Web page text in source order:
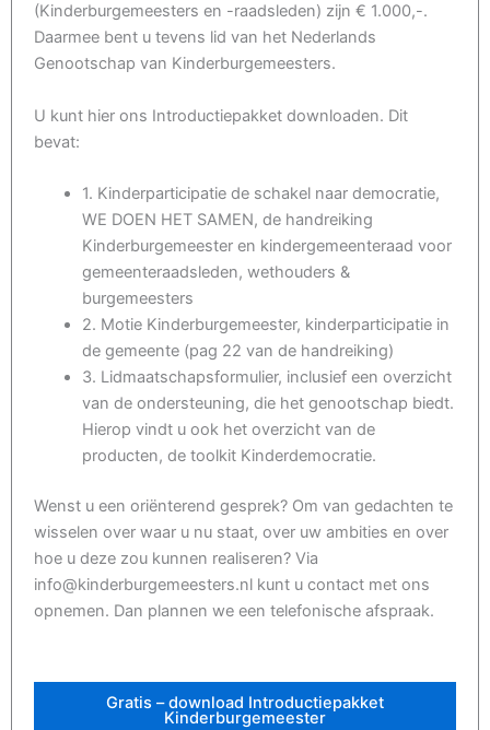
(Kinderburgemeesters en -raadsleden) zijn € 1.000,-.
Daarmee bent u tevens lid van het Nederlands
Genootschap van Kinderburgemeesters.
U kunt hier ons Introductiepakket downloaden. Dit
bevat:
1. Kinderparticipatie de schakel naar democratie,
WE DOEN HET SAMEN, de handreiking
Kinderburgemeester en kindergemeenteraad voor
gemeenteraadsleden, wethouders &
burgemeesters
2. Motie Kinderburgemeester, kinderparticipatie in
de gemeente (pag 22 van de handreiking)
3. Lidmaatschapsformulier, inclusief een overzicht
van de ondersteuning, die het genootschap biedt.
Hierop vindt u ook het overzicht van de
producten, de toolkit Kinderdemocratie.
Wenst u een oriënterend gesprek? Om van gedachten te
wisselen over waar u nu staat, over uw ambities en over
hoe u deze zou kunnen realiseren? Via
info@kinderburgemeesters.nl kunt u contact met ons
opnemen. Dan plannen we een telefonische afspraak.
Gratis – download Introductiepakket
Kinderburgemeester